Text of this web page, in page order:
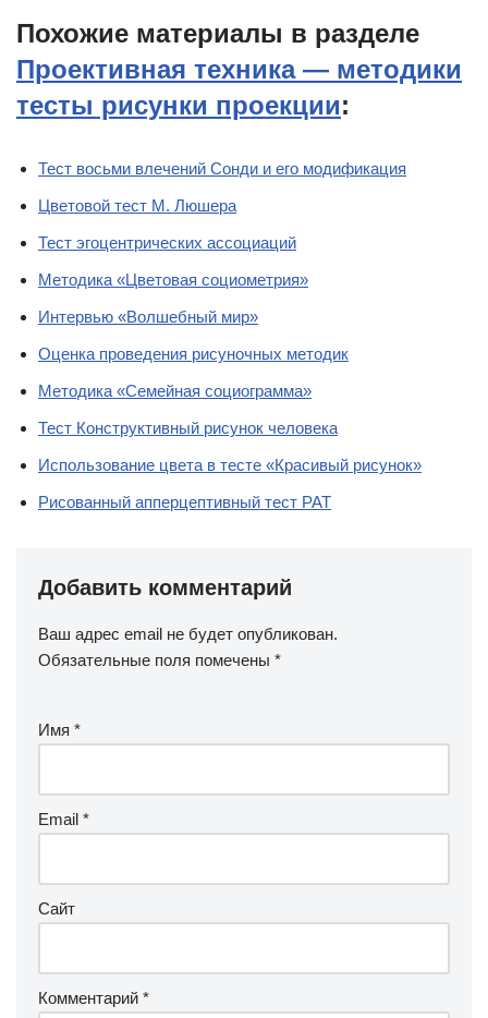
Похожие материалы в разделе
Проективная техника — методики
тесты рисунки проекции:
Тест восьми влечений Сонди и его модификация
Цветовой тест М. Люшера
Тест эгоцентрических ассоциаций
Методика «Цветовая социометрия»
Интервью «Волшебный мир»
Оценка проведения рисуночных методик
Методика «Семейная социограмма»
Тест Конструктивный рисунок человека
Использование цвета в тесте «Красивый рисунок»
Рисованный апперцептивный тест РАТ
Добавить комментарий
Ваш адрес email не будет опубликован.
Обязательные поля помечены *
Имя *
Email *
Сайт
Комментарий *